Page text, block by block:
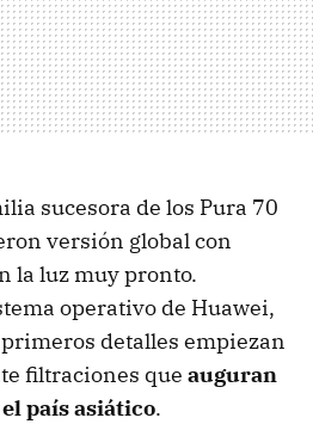
sucesora de los Pura 70
versión global con
la luz muy pronto.
operativo de Huawei,
detalles empiezan
filtraciones que auguran
país asiático.